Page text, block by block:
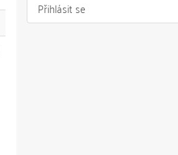
Přihlásit se